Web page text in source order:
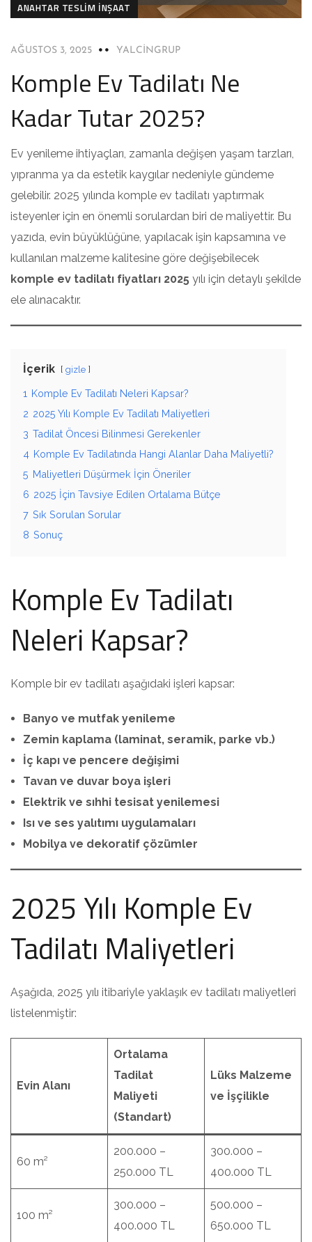
ANAHTAR TESLIM İNŞAAT
AĞUSTOS 3, 2025 YALCINGRUP
Komple Ev Tadilatı Ne
Kadar Tutar 2025?
Ev yenileme ihtiyaçları, zamanla değişen yaşam tarzları,
yıpranma ya da estetik kaygılar nedeniyle gündeme
gelebilir. 2025 yılında komple ev tadilatı yaptırmak
isteyenler için en önemli sorulardan biri de maliyettir. Bu
yazıda, evin büyüklüğüne, yapılacak işin kapsamına ve
kullanılan malzeme kalitesine göre değişebilecek
komple ev tadilatı fiyatları 2025 yılı için detaylı şekilde
ele alınacaktır.
İçerik gizle
1 Komple Ev Tadilatı Neleri Kapsar?
2 2025 Yılı Komple Ev Tadilatı Maliyetleri
3 Tadilat Öncesi Bilinmesi Gerekenler
4 Komple Ev Tadilatında Hangi Alanlar Daha Maliyetli?
5 Maliyetleri Düşürmek İçin Öneriler
6 2025 İçin Tavsiye Edilen Ortalama Bütçe
7 Sık Sorulan Sorular
8 Sonuç
Komple Ev Tadilatı
Neleri Kapsar?
Komple bir ev tadilatı aşağıdaki işleri kapsar:
Banyo ve mutfak yenileme
Zemin kaplama (laminat, seramik, parke vb.)
İç kapı ve pencere değişimi
Tavan ve duvar boya işleri
Elektrik ve sıhhi tesisat yenilemesi
Isı ve ses yalıtımı uygulamaları
Mobilya ve dekoratif çözümler
2025 Yılı Komple Ev
Tadilatı Maliyetleri
Aşağıda, 2025 yılı itibariyle yaklaşık ev tadilatı maliyetleri
listelenmiştir:
Evin Alanı
Ortalama
Tadilat
Maliyeti
(Standart)
Lüks Malzeme
ve İşçilikle
60 m²
200.000 –
250.000 TL
300.000 –
400.000 TL
100 m²
300.000 –
400.000 TL
500.000 –
650.000 TL